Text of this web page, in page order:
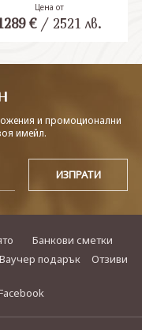
Цена от
€/ 2521 лв.
и промоционални
имейл.
Банкови сметки
Ваучер подарък Отзиви